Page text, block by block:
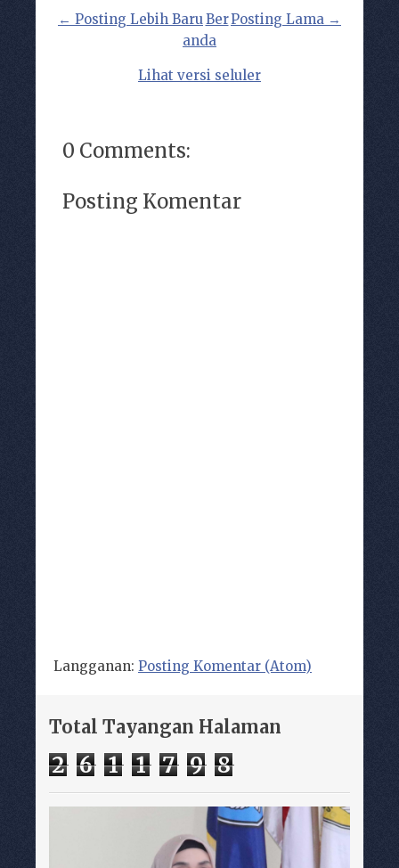
← Posting Lebih Baru Posting Lama →
Ber
anda
Lihat versi seluler
0 Comments:
Posting Komentar
Langganan: Posting Komentar (Atom)
Total Tayangan Halaman
2 6 1 1 7 9 8